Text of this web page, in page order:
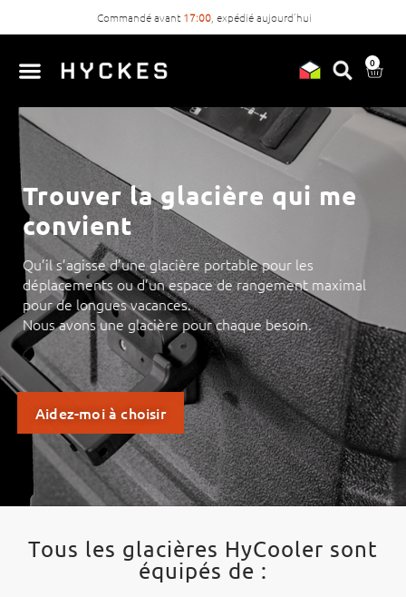
Commandé avant 17:00, expédié aujourd’hui
0
Trouver la glacière qui me
convient
Qu’il s’agisse d’une glacière portable pour les
déplacements ou d’un espace de rangement maximal
pour de longues vacances.
Nous avons une glacière pour chaque besoin.
Aidez-moi à choisir
Tous les glacières HyCooler sont
équipés de :